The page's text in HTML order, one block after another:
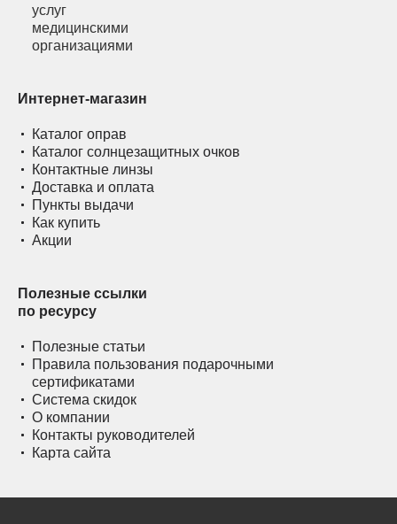
Интернет-магазин
Каталог оправ
Каталог солнцезащитных очков
Контактные линзы
Доставка и оплата
Пункты выдачи
Как купить
Акции
Полезные ссылки
по ресурсу
Полезные статьи
Правила пользования подарочными
сертификатами
Система скидок
О компании
Контакты руководителей
Карта сайта